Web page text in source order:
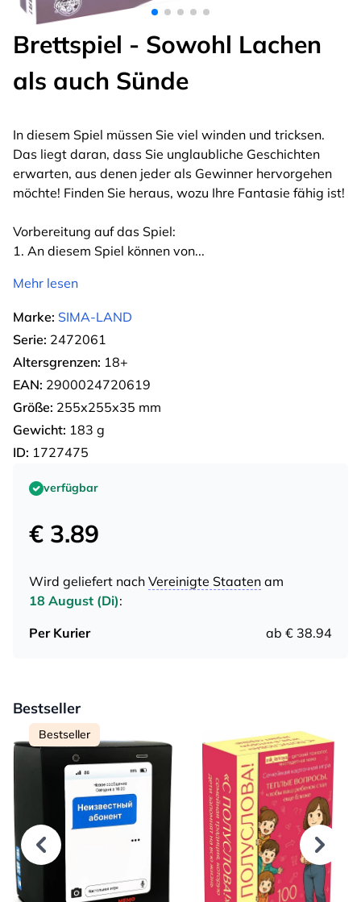
Brettspiel - Sowohl Lachen
als auch Sünde
In diesem Spiel müssen Sie viel winden und tricksen.
Das liegt daran, dass Sie unglaubliche Geschichten
erwarten, aus denen jeder als Gewinner hervorgehen
möchte! Finden Sie heraus, wozu Ihre Fantasie fähig ist!
Vorbereitung auf das Spiel:
1. An diesem Spiel können von...
Mehr lesen
Marke: SIMA-LAND
Serie: 2472061
Altersgrenzen: 18+
EAN: 2900024720619
Größe: 255х255х35 mm
Gewicht: 183 g
ID: 1727475
verfügbar
€ 3.89
Wird geliefert nach Vereinigte Staaten am
18 August (Di):
Per Kurier
ab € 38.94
Bestseller
Bestseller